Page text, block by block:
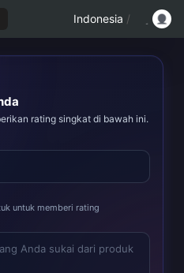
Indonesia /
rating singkat di bawah ini.
untuk memberi rating